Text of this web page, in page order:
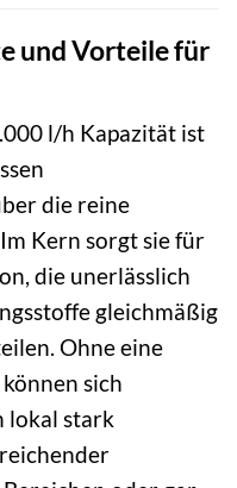
und Vorteile für
l/h Kapazität ist
die reine
Kern sorgt sie für
die unerlässlich
gleichmäßig
Ohne eine
sich
lokal stark